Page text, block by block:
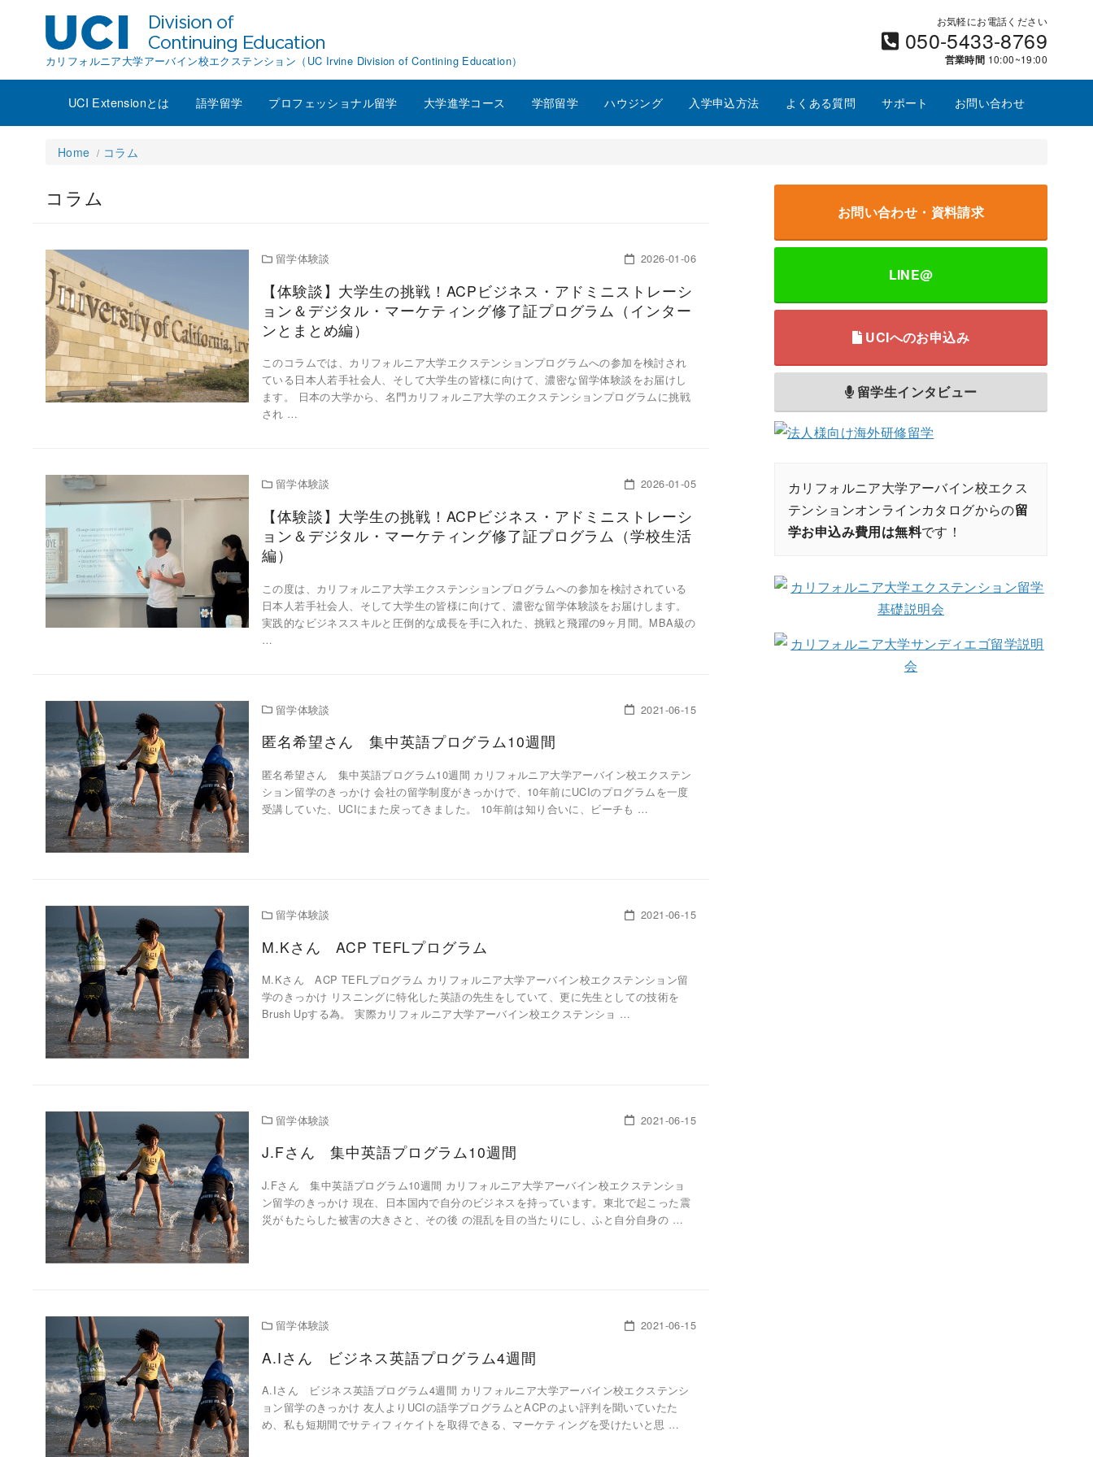
カリフォルニア大学アーバイン校エクステンション（UC Irvine Division of Contining Education）
お気軽にお電話ください
050-5433-8769
営業時間 10:00~19:00
UCI Extensionとは 語学留学 プロフェッショナル留学 大学進学コース 学部留学 ハウジング 入学申込方法 よくある質問 サポート お問い合わせ
Home コラム
コラム
留学体験談 2026-01-06
【体験談】大学生の挑戦！ACPビジネス・アドミニストレーシ
ョン＆デジタル・マーケティング修了証プログラム（インター
ンとまとめ編）
このコラムでは、カリフォルニア大学エクステンションプログラムへの参加を検討され
ている日本人若手社会人、そして大学生の皆様に向けて、濃密な留学体験談をお届けし
ます。 日本の大学から、名門カリフォルニア大学のエクステンションプログラムに挑戦
され …
留学体験談 2026-01-05
【体験談】大学生の挑戦！ACPビジネス・アドミニストレーシ
ョン＆デジタル・マーケティング修了証プログラム（学校生活
編）
この度は、カリフォルニア大学エクステンションプログラムへの参加を検討されている
日本人若手社会人、そして大学生の皆様に向けて、濃密な留学体験談をお届けします。
実践的なビジネススキルと圧倒的な成長を手に入れた、挑戦と飛躍の9ヶ月間。MBA級の
…
留学体験談 2021-06-15
匿名希望さん 集中英語プログラム10週間
匿名希望さん 集中英語プログラム10週間 カリフォルニア大学アーバイン校エクステン
ション留学のきっかけ 会社の留学制度がきっかけで、10年前にUCIのプログラムを一度
受講していた、UCIにまた戻ってきました。 10年前は知り合いに、ビーチも …
留学体験談 2021-06-15
M.Kさん ACP TEFLプログラム
M.Kさん ACP TEFLプログラム カリフォルニア大学アーバイン校エクステンション留
学のきっかけ リスニングに特化した英語の先生をしていて、更に先生としての技術を
Brush Upする為。 実際カリフォルニア大学アーバイン校エクステンショ …
留学体験談 2021-06-15
J.Fさん 集中英語プログラム10週間
J.Fさん 集中英語プログラム10週間 カリフォルニア大学アーバイン校エクステンショ
ン留学のきっかけ 現在、日本国内で自分のビジネスを持っています。東北で起こった震
災がもたらした被害の大きさと、その後 の混乱を目の当たりにし、ふと自分自身の …
留学体験談 2021-06-15
A.Iさん ビジネス英語プログラム4週間
A.Iさん ビジネス英語プログラム4週間 カリフォルニア大学アーバイン校エクステンシ
ョン留学のきっかけ 友人よりUCIの語学プログラムとACPのよい評判を聞いていたた
め、私も短期間でサティフィケイトを取得できる、マーケティングを受けたいと思 …
お問い合わせ・資料請求
LINE@
UCIへのお申込み
留学生インタビュー
カリフォルニア大学アーバイン校エクス
テンションオンラインカタログからの留
学お申込み費用は無料です！